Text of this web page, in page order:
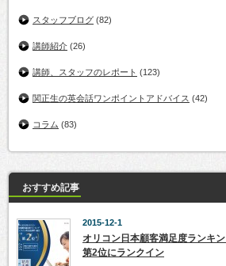
スタッフブログ (82)
講師紹介 (26)
講師、スタッフのレポート (123)
関正生の英会話ワンポイントアドバイス (42)
コラム (83)
おすすめ記事
2015-12-1
オリコン日本顧客満足度ランキ
第2位にランクイン